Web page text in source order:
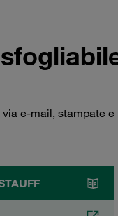
e-mail, stampate e